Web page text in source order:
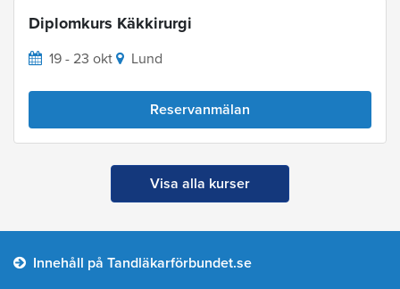
Diplomkurs Käkkirurgi
19 - 23 okt Lund
Reservanmälan
Visa alla kurser
Innehåll på Tandläkarförbundet.se